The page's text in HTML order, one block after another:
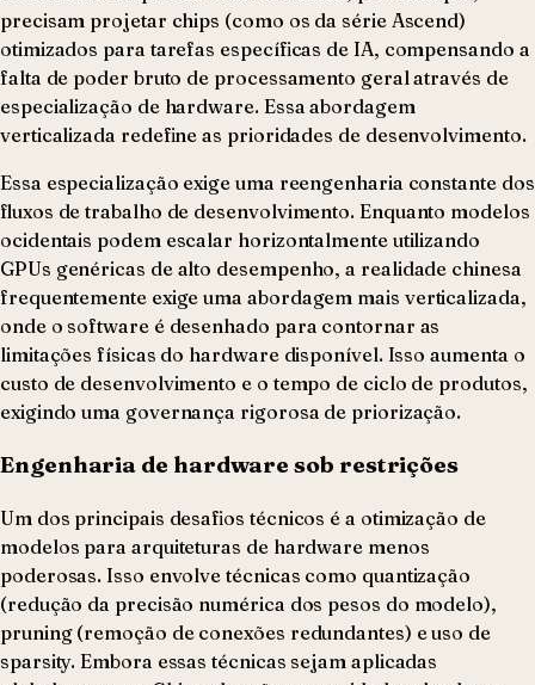
precisam projetar chips (como os da série Ascend)
otimizados para tarefas específicas de IA, compensando a
falta de poder bruto de processamento geral através de
especialização de hardware. Essa abordagem
verticalizada redefine as prioridades de desenvolvimento.
Essa especialização exige uma reengenharia constante dos
fluxos de trabalho de desenvolvimento. Enquanto modelos
ocidentais podem escalar horizontalmente utilizando
GPUs genéricas de alto desempenho, a realidade chinesa
frequentemente exige uma abordagem mais verticalizada,
onde o software é desenhado para contornar as
limitações físicas do hardware disponível. Isso aumenta o
custo de desenvolvimento e o tempo de ciclo de produtos,
exigindo uma governança rigorosa de priorização.
Engenharia de hardware sob restrições
Um dos principais desafios técnicos é a otimização de
modelos para arquiteturas de hardware menos
poderosas. Isso envolve técnicas como quantização
(redução da precisão numérica dos pesos do modelo),
pruning (remoção de conexões redundantes) e uso de
sparsity. Embora essas técnicas sejam aplicadas